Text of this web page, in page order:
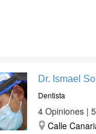
Dr. Ismael
Dentista
4 Opiniones |
Calle